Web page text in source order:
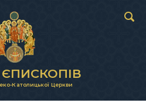
Католицької Церкви